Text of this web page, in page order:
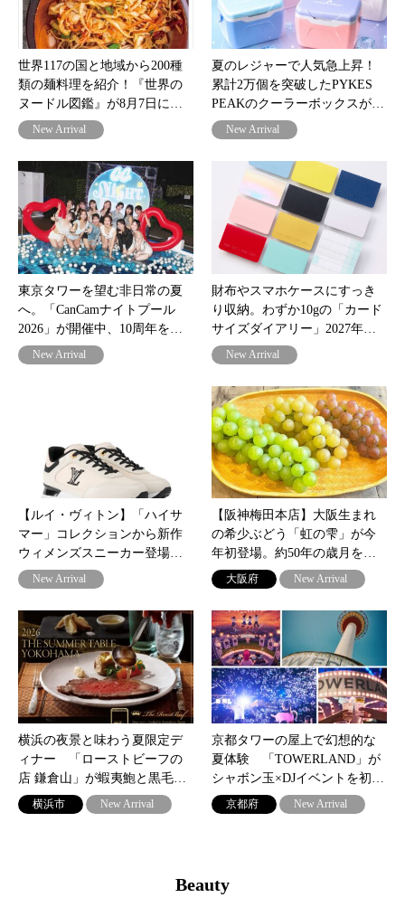
世界117の国と地域から200種
類の麺料理を紹介！『世界の
ヌードル図鑑』が8月7日に…
New Arrival
夏のレジャーで人気急上昇！
累計2万個を突破したPYKES
PEAKのクーラーボックスが…
New Arrival
東京タワーを望む非日常の夏
へ。「CanCamナイトプール
2026」が開催中、10周年を…
New Arrival
財布やスマホケースにすっき
り収納。わずか10gの「カード
サイズダイアリー」2027年…
New Arrival
【ルイ・ヴィトン】「ハイサ
マー」コレクションから新作
ウィメンズスニーカー登場…
New Arrival
【阪神梅田本店】大阪生まれ
の希少ぶどう「虹の雫」が今
年初登場。約50年の歳月を…
大阪府 New Arrival
横浜の夜景と味わう夏限定デ
ィナー 「ローストビーフの
店 鎌倉山」が蝦夷鮑と黒毛…
横浜市 New Arrival
京都タワーの屋上で幻想的な
夏体験 「TOWERLAND」が
シャボン玉×DJイベントを初…
京都府 New Arrival
Beauty